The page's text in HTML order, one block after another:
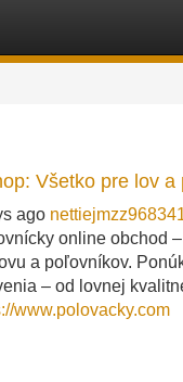
Všetko pre lov a
ago
online obchod
a poľovníkov.
– od lovnej
www.polovacky.com